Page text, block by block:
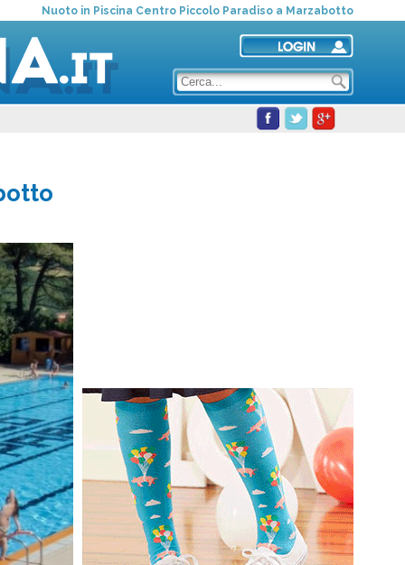
Nuoto in Piscina Centro Piccolo Paradiso a Marzabotto